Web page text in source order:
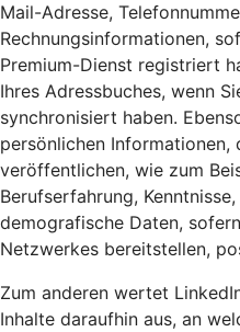
Mail-Adresse,
Rechnungsinformationen,
Premium-Dienst registriert
Ihres Adressbuches, wenn
synchronisiert haben.
persönlichen Informationen,
veröffentlichen, wie zum
Berufserfahrung,
demografische Daten,
Netzwerkes bereitstellen,
Zum anderen wertet
Inhalte daraufhin aus, an